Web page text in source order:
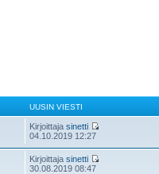
UUSIN VIESTI
Kirjoittajasinetti
04.10.2019 12:27
Kirjoittajasinetti
30.08.2019 08:47